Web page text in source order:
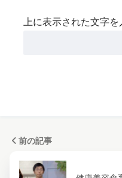
上に表示された文字
前の記事